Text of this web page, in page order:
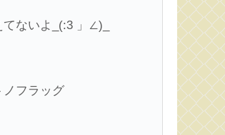
ないよ_(:3 」∠)_
ノフラッグ